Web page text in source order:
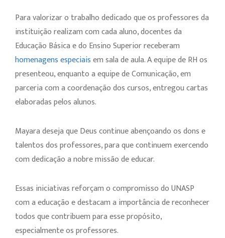
Para valorizar o trabalho dedicado que os professores da
instituição realizam com cada aluno, docentes da
Educação Básica e do Ensino Superior receberam
homenagens especiaisem sala de aula. A equipe de RH os
presenteou, enquanto a equipe de Comunicação, em
parceria com a coordenação dos cursos, entregou cartas
elaboradas pelos alunos.
Mayara deseja que Deus continue abençoando os dons e
talentos dos professores, para que continuem exercendo
com dedicação a nobre missão de educar.
Essas iniciativas reforçam o compromisso do UNASP
com a educação e destacam a importância de reconhecer
todos que contribuem para esse propósito,
especialmente os professores.